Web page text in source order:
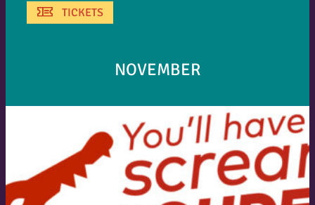
TICKETS
NOVEMBER